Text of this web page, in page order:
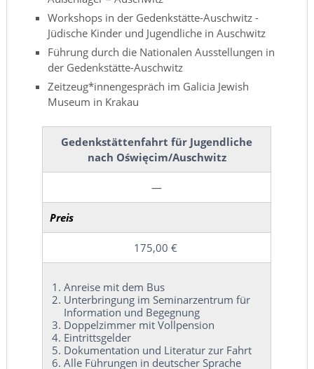
Workshops in der Gedenkstätte-Auschwitz -
Jüdische Kinder und Jugendliche in Auschwitz
Führung durch die Nationalen Ausstellungen in
der Gedenkstätte-Auschwitz
Zeitzeug*innengespräch im Galicia Jewish
Museum in Krakau
Gedenkstättenfahrt für Jugendliche
nach Oświęcim/Auschwitz
—
Preis
175,00 €
Anreise mit dem Bus
Unterbringung im Seminarzentrum für
Information und Begegnung
Doppelzimmer mit Vollpension
Eintrittsgelder
Dokumentation und Literatur zur Fahrt
Alle Führungen in deutscher Sprache